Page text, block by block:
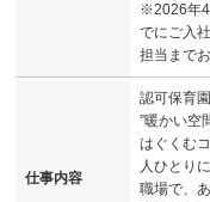
※2026年4
でにご入
担当まで
仕事内容
認可保育
”暖かい空
はぐくむ
人ひとり
職場で、